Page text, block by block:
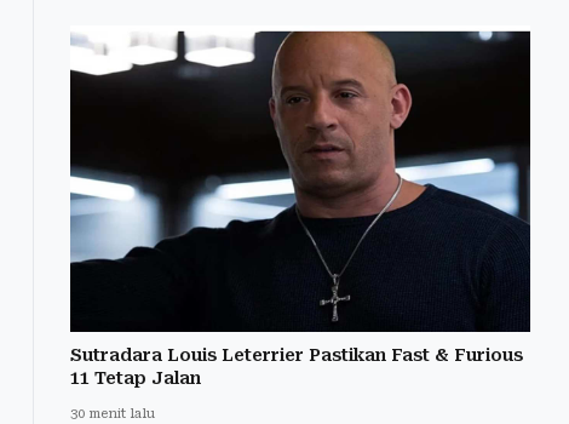
Sutradara Louis Leterrier Pastikan Fast & Furious
11 Tetap Jalan
30 menit lalu